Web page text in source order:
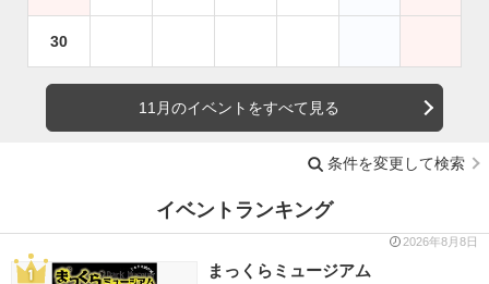
30
11月のイベントをすべて見る
条件を変更して検索
イベントランキング
2026年8月8日
まっくらミュージアム